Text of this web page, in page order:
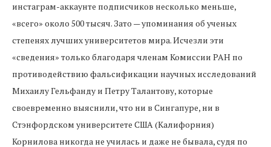
инстаграм-аккаунте подписчиков несколько меньше,
«всего» около 500 тысяч. Зато — упоминания об ученых
степенях лучших университетов мира. Исчезли эти
«сведения» только благодаря членам Комиссии РАН по
противодействию фальсификации научных исследований
Михаилу Гельфанду и Петру Талантову, которые
своевременно выяснили, что ни в Сингапуре, ни в
Стэнфордском университете США (Калифорния)
Корнилова никогда не училась и даже не бывала, судя по